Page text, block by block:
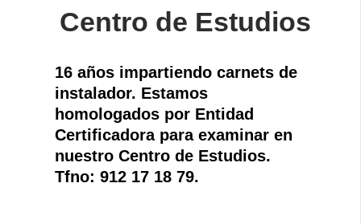
Centro de Estudios
16 años impartiendo carnets de
instalador. Estamos
homologados por Entidad
Certificadora para examinar en
nuestro Centro de Estudios.
Tfno: 912 17 18 79.